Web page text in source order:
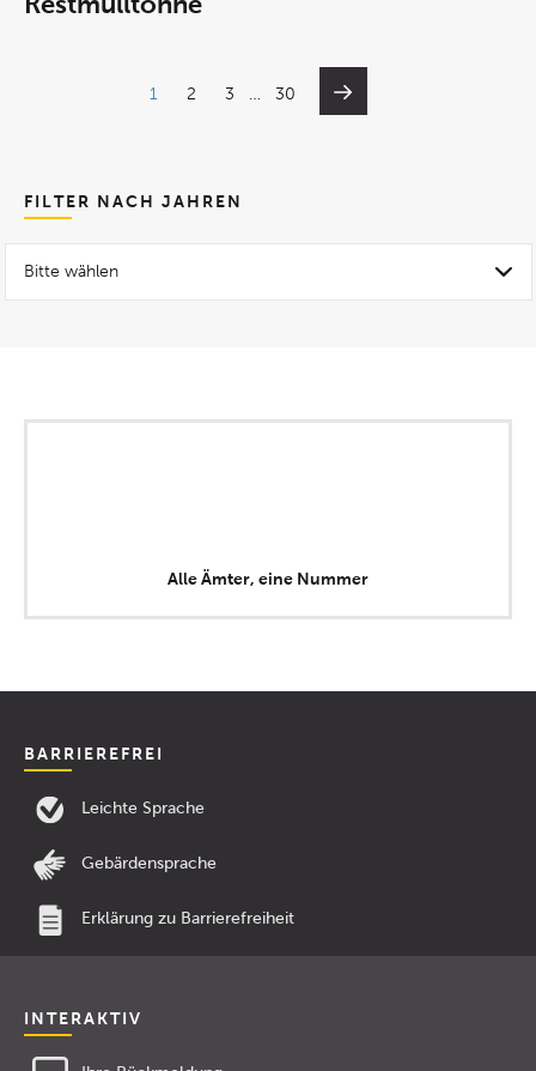
1 2 3 … 30
FILTER NACH JAHREN
Bitte wählen
Alle Ämter, eine Nummer
BARRIEREFREI
Leichte Sprache
Gebärdensprache
Erklärung zu Barrierefreiheit
INTERAKTIV